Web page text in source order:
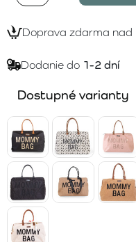
Doprava zdarma nad
Dodanie do 1-2 dní
Dostupné varianty